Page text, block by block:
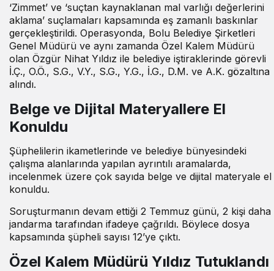
‘Zimmet’ ve ‘suçtan kaynaklanan mal varlığı değerlerini
aklama’ suçlamaları kapsamında eş zamanlı baskınlar
gerçekleştirildi. Operasyonda, Bolu Belediye Şirketleri
Genel Müdürü ve aynı zamanda Özel Kalem Müdürü
olan Özgür Nihat Yıldız ile belediye iştiraklerinde görevli
İ.Ç., O.Ö., S.G., V.Y., S.G., Y.G., İ.G., D.M. ve A.K. gözaltına
alındı.
Belge ve Dijital Materyallere El
Konuldu
Şüphelilerin ikametlerinde ve belediye bünyesindeki
çalışma alanlarında yapılan ayrıntılı aramalarda,
incelenmek üzere çok sayıda belge ve dijital materyale el
konuldu.
Soruşturmanın devam ettiği 2 Temmuz günü, 2 kişi daha
jandarma tarafından ifadeye çağrıldı. Böylece dosya
kapsamında şüpheli sayısı 12’ye çıktı.
Özel Kalem Müdürü Yıldız Tutuklandı